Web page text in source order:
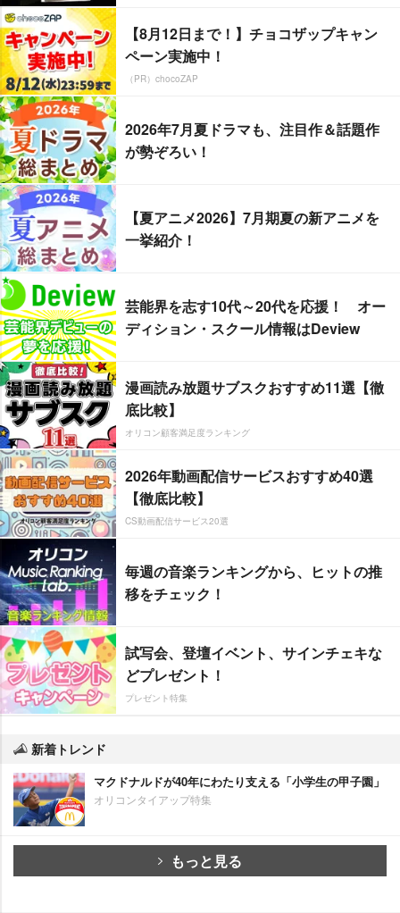
【8月12日まで！】チョコザップキャン
ペーン実施中！
（PR）chocoZAP
2026年7月夏ドラマも、注目作＆話題作
が勢ぞろい！
【夏アニメ2026】7月期夏の新アニメを
一挙紹介！
芸能界を志す10代～20代を応援！ オー
ディション・スクール情報はDeview
漫画読み放題サブスクおすすめ11選【徹
底比較】
オリコン顧客満足度ランキング
2026年動画配信サービスおすすめ40選
【徹底比較】
CS動画配信サービス20選
毎週の音楽ランキングから、ヒットの推
移をチェック！
試写会、登壇イベント、サインチェキな
どプレゼント！
プレゼント特集
新着トレンド
マクドナルドが40年にわたり支える「小学生の甲子園」
オリコンタイアップ特集
もっと見る